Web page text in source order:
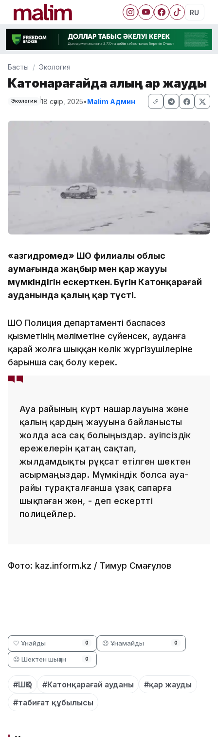
RU
Басты Экология
Катонқарағайда қалың қар жауды
Экология 18 сәуір, 2025•Malim Админ
«Қазгидромед» ШҚО филиалы облыс
аумағында жаңбыр мен қар жаууы
мүмкіндігін ескерткен. Бүгін Катонқарағай
ауданында қалың қар түсті.
ШҚО Полиция департаменті баспасөз
қызметінің мәліметіне сүйенсек, ауданға
қарай жолға шыққан көлік жүргізушілеріне
барынша сақ болу керек.
Ауа райының күрт нашарлауына және
қалың қардың жаууына байланысты
жолда аса сақ болыңыздар. Қауіпсіздік
ережелерін қатаң сақтап,
жылдамдықты рұқсат етілген шектен
асырмаңыздар. Мүмкіндік болса ауа-
райы тұрақталғанша ұзақ сапарға
шықпаған жөн, - деп ескертті
полицейлер.
Фото: kaz.inform.kz / Тимур Смағұлов
🤍 Ұнайды 0 😞 Ұнамайды 0
😡 Шектен шыққан 0
#ШҚО #Катонқарағай ауданы
#қар жауды
#табиғат құбылысы